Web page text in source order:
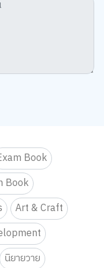
Book
Book
Art & Craft
นิยายวาย